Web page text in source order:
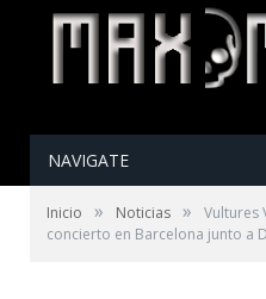
NAVIGATE
Inicio » Noticias »
Vultures
concierto en Barcelona junto a